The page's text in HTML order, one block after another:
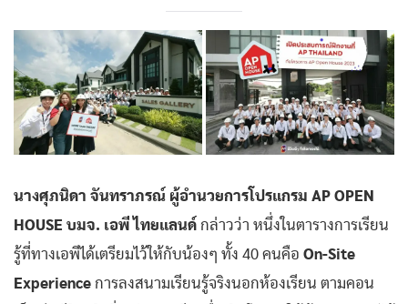
นางศุภนิดา จันทราภรณ์ ผู้อำนวยการโปรแกรม AP OPEN
HOUSE บมจ. เอพี ไทยแลนด์ กล่าวว่า หนึ่งในตารางการเรียน
รู้ที่ทางเอพีได้เตรียมไว้ให้กับน้องๆ ทั้ง 40 คนคือ On-Site
Experience การลงสนามเรียนรู้จริงนอกห้องเรียน ตามคอน